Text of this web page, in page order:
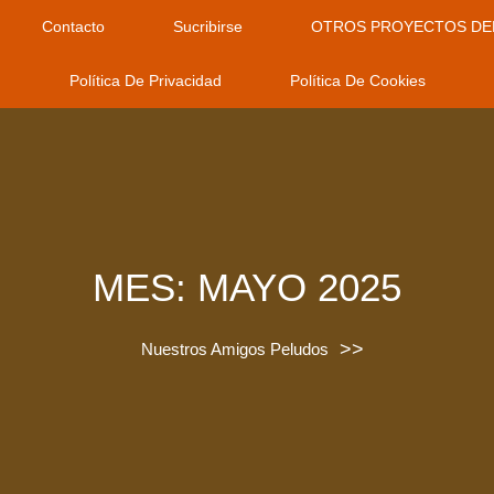
Contacto Sucribirse OTROS PROYECTOS
Política De Privacidad Política De Cookies
MES: MAYO 2025
Nuestros Amigos Peludos >>